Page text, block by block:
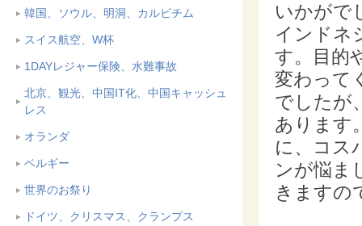
韓国、ソウル、明洞、カルビチム
スイス航空、W杯
1DAYレジャー保険、水難事故
北京、観光、中国IT化、中国キャッシュ
レス
オランダ
ベルギー
世界のお祭り
ドイツ、クリスマス、クランプス
いかがで
インドネ
す。目的
変わって
でしたが
あります
に、コス
ンが悩ま
きますの